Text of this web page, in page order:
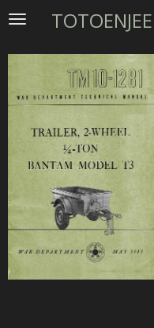
Passer
contenu